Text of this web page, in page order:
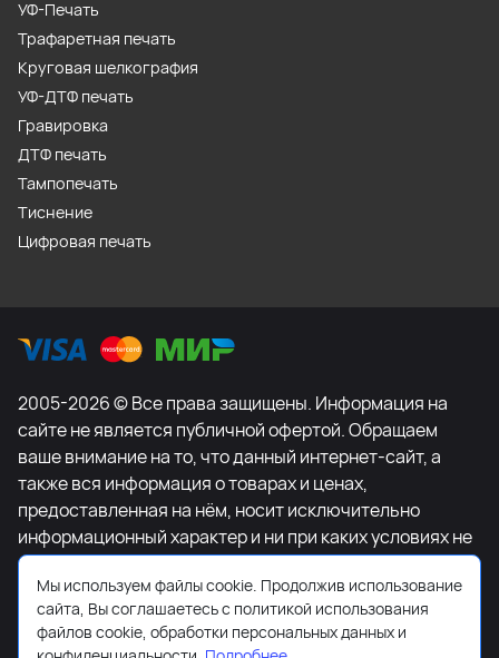
УФ-Печать
Трафаретная печать
Круговая шелкография
УФ-ДТФ печать
Гравировка
ДТФ печать
Тампопечать
Тиснение
Цифровая печать
2005-2026 © Все права защищены. Информация на
сайте не является публичной офертой. Обращаем
ваше внимание на то, что данный интернет-сайт, а
также вся информация о товарах и ценах,
предоставленная на нём, носит исключительно
информационный характер и ни при каких условиях не
является публичной офертой, определяемой
положениями Статьи 437 Гражданского кодекса
Российской Федерации. Для получения подробной
информации о наличии и стоимости указанных
Мы используем файлы cookie. Продолжив использование
сайта, Вы соглашаетесь с политикой использования
файлов cookie, обработки персональных данных и